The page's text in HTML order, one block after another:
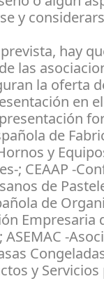
y
hay
las
la oferta
en
de
y
; CEAAP -
de
de
Empresaria
-
y